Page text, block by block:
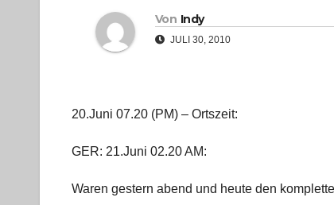
Von Indy
JULI 30, 2010
20.Juni 07.20 (PM) – Ortszeit:
GER: 21.Juni 02.20 AM:
Waren gestern abend und heute den